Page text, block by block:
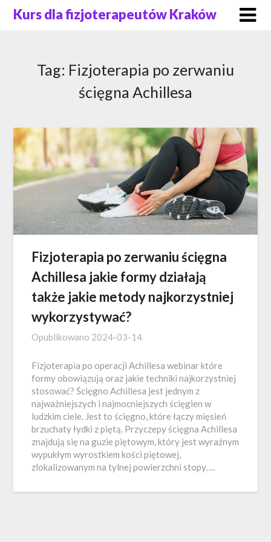
SkipKurs dla fizjoterapeutów Kraków
Tag: Fizjoterapia po zerwaniu
ścięgna Achillesa
Fizjoterapia po zerwaniu ścięgna
Achillesa jakie formy działają
także jakie metody najkorzystniej
wykorzystywać?
Opublikowano 2024-03-14
Fizjoterapia po operacji Achillesa webinar które
formy obowiązują oraz jakie techniki najkorzystniej
stosować? Ścięgno Achillesa jest jednym z
najważniejszych i najmocniejszych ścięgien w
ludzkim ciele. Jest to ścięgno, które łączy mięsień
brzuchaty łydki z piętą. Przyczepy ścięgna Achillesa
znajdują się na guzie piętowym, który jest wyraźnym
wypukłym wyrostkiem kości piętowej,
zlokalizowanym na tylnej powierzchni stopy….